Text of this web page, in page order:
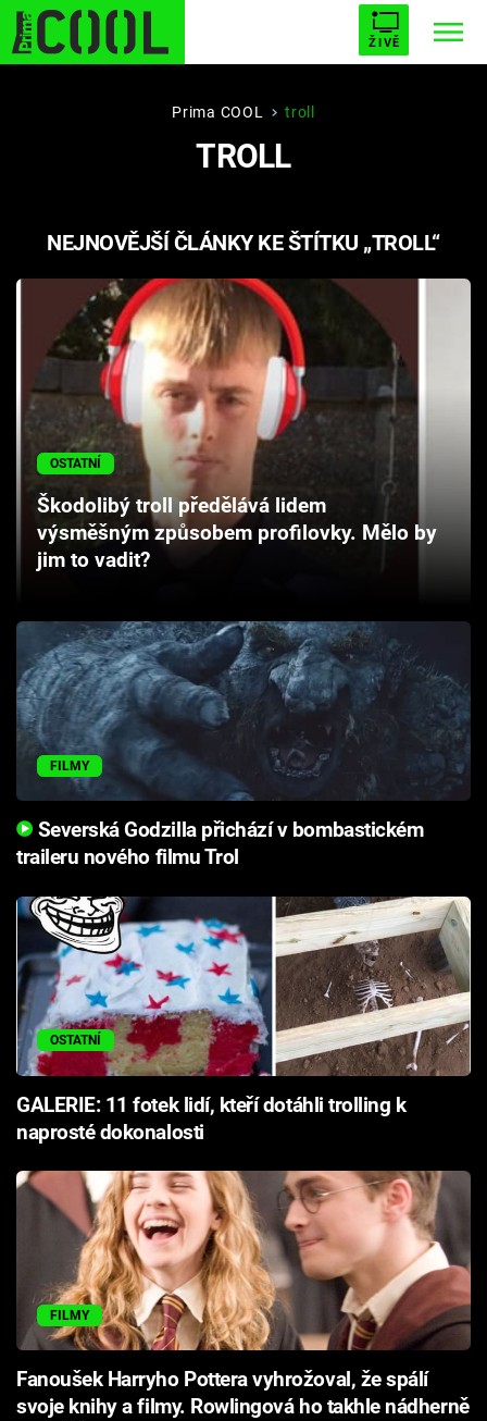
ŽIVĚ
BUFFY, PŘEMOŽITELKA UPÍRŮ
PLNEJ KOTEL AVENGERS 5
Témata
Filmy
Seriály
Hry
Cool Esport
Pořady
TV Program
Sledujte prima+
Přihlášení
Sledujte nás
Prima COOL troll
TROLL
NEJNOVĚJŠÍ ČLÁNKY KE ŠTÍTKU „TROLL“
OSTATNÍ
Škodolibý troll předělává lidem
výsměšným způsobem profilovky. Mělo by
jim to vadit?
FILMY
Severská Godzilla přichází v bombastickém
traileru nového filmu Trol
OSTATNÍ
GALERIE: 11 fotek lidí, kteří dotáhli trolling k
naprosté dokonalosti
FILMY
Fanoušek Harryho Pottera vyhrožoval, že spálí
svoje knihy a filmy. Rowlingová ho takhle nádherně